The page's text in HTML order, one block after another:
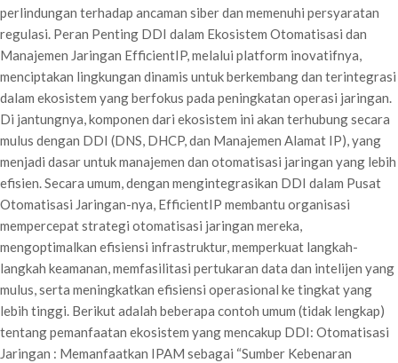
perlindungan terhadap ancaman siber dan memenuhi persyaratan
regulasi. Peran Penting DDI dalam Ekosistem Otomatisasi dan
Manajemen Jaringan EfficientIP, melalui platform inovatifnya,
menciptakan lingkungan dinamis untuk berkembang dan terintegrasi
dalam ekosistem yang berfokus pada peningkatan operasi jaringan.
Di jantungnya, komponen dari ekosistem ini akan terhubung secara
mulus dengan DDI (DNS, DHCP, dan Manajemen Alamat IP), yang
menjadi dasar untuk manajemen dan otomatisasi jaringan yang lebih
efisien. Secara umum, dengan mengintegrasikan DDI dalam Pusat
Otomatisasi Jaringan-nya, EfficientIP membantu organisasi
mempercepat strategi otomatisasi jaringan mereka,
mengoptimalkan efisiensi infrastruktur, memperkuat langkah-
langkah keamanan, memfasilitasi pertukaran data dan intelijen yang
mulus, serta meningkatkan efisiensi operasional ke tingkat yang
lebih tinggi. Berikut adalah beberapa contoh umum (tidak lengkap)
tentang pemanfaatan ekosistem yang mencakup DDI: Otomatisasi
Jaringan : Memanfaatkan IPAM sebagai “Sumber Kebenaran